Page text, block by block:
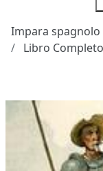
Impara spagnolo
Libro